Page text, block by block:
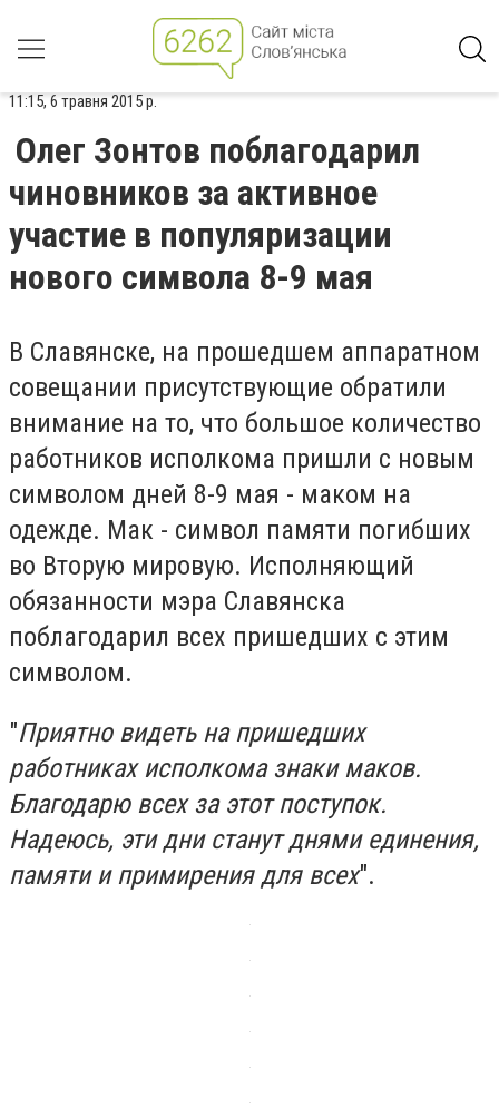
11:15, 6 травня 2015 р.
Олег Зонтов поблагодарил
чиновников за активное
участие в популяризации
нового символа 8-9 мая
В Славянске, на прошедшем аппаратном
совещании присутствующие обратили
внимание на то, что большое количество
работников исполкома пришли с новым
символом дней 8-9 мая - маком на
одежде. Мак - символ памяти погибших
во Вторую мировую. Исполняющий
обязанности мэра Славянска
поблагодарил всех пришедших с этим
символом.
"Приятно видеть на пришедших
работниках исполкома знаки маков.
Благодарю всех за этот поступок.
Надеюсь, эти дни станут днями единения,
памяти и примирения для всех".